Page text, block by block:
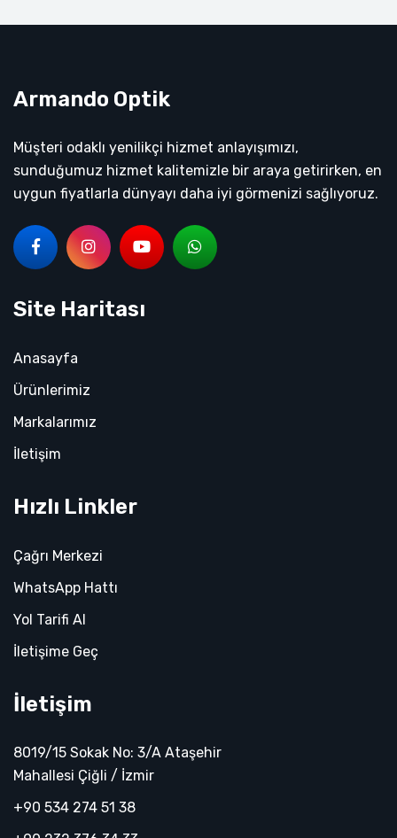
Armando Optik
Müşteri odaklı yenilikçi hizmet anlayışımızı,
sunduğumuz hizmet kalitemizle bir araya getirirken, en
uygun fiyatlarla dünyayı daha iyi görmenizi sağlıyoruz.
Site Haritası
Anasayfa
Ürünlerimiz
Markalarımız
İletişim
Hızlı Linkler
Çağrı Merkezi
WhatsApp Hattı
Yol Tarifi Al
İletişime Geç
İletişim
8019/15 Sokak No: 3/A Ataşehir
Mahallesi Çiğli / İzmir
+90 534 274 51 38